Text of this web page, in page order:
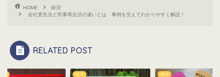
HOME
経済
会社更生法と民事再生法の違いとは 事例を交えてわかりやすく解説！
RELATED POST
経済 株式投資